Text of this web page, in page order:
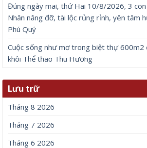
Đúng ngày mai, thứ Hai 10/8/2026, 3
Nhân nâng đỡ, tài lộc rủng rỉnh, yên tâm
Phú Quý
Cuộc sống như mơ trong biệt thự 600m2
khôi Thể thao Thu Hương
Lưu trữ
Tháng 8 2026
Tháng 7 2026
Tháng 6 2026